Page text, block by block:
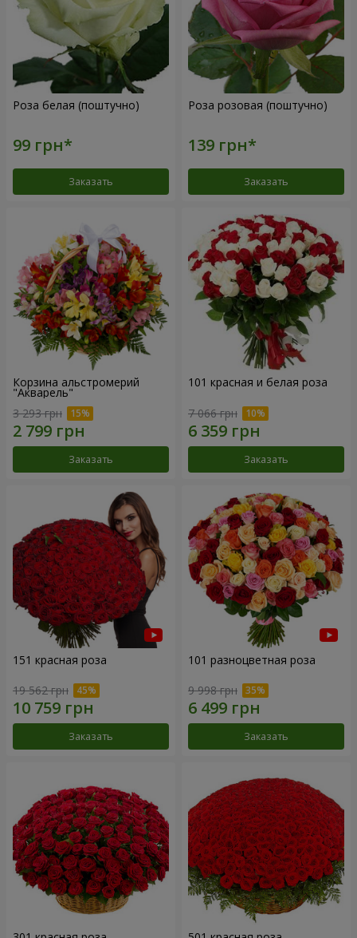
Роза белая (поштучно)
Заказать
Роза розовая (поштучно)
Заказать
Корзина альстромерий
"Акварель"
3 293 грн
Заказать
101 красная и белая роза
7 066 грн
Заказать
151 красная роза
19 562 грн
Заказать
101 разноцветная роза
9 998 грн
Заказать